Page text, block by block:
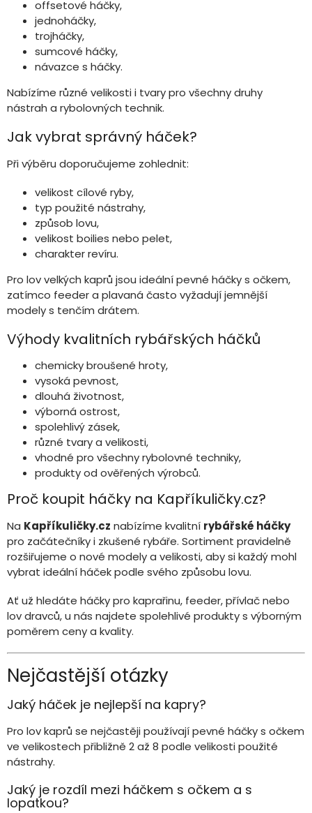
offsetové háčky,
jednoháčky,
trojháčky,
sumcové háčky,
návazce s háčky.
Nabízíme různé velikosti i tvary pro všechny druhy
nástrah a rybolovných technik.
Jak vybrat správný háček?
Při výběru doporučujeme zohlednit:
velikost cílové ryby,
typ použité nástrahy,
způsob lovu,
velikost boilies nebo pelet,
charakter revíru.
Pro lov velkých kaprů jsou ideální pevné háčky s očkem,
zatímco feeder a plavaná často vyžadují jemnější
modely s tenčím drátem.
Výhody kvalitních rybářských háčků
chemicky broušené hroty,
vysoká pevnost,
dlouhá životnost,
výborná ostrost,
spolehlivý zásek,
různé tvary a velikosti,
vhodné pro všechny rybolovné techniky,
produkty od ověřených výrobců.
Proč koupit háčky na Kapříkuličky.cz?
Na Kapříkuličky.cz nabízíme kvalitní rybářské háčky
pro začátečníky i zkušené rybáře. Sortiment pravidelně
rozšiřujeme o nové modely a velikosti, aby si každý mohl
vybrat ideální háček podle svého způsobu lovu.
Ať už hledáte háčky pro kaprařinu, feeder, přívlač nebo
lov dravců, u nás najdete spolehlivé produkty s výborným
poměrem ceny a kvality.
Nejčastější otázky
Jaký háček je nejlepší na kapry?
Pro lov kaprů se nejčastěji používají pevné háčky s očkem
ve velikostech přibližně 2 až 8 podle velikosti použité
nástrahy.
Jaký je rozdíl mezi háčkem s očkem a s
lopatkou?